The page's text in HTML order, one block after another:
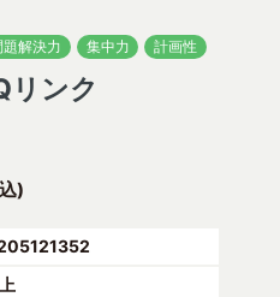
題解決力 集中力 計画性
リンク
)